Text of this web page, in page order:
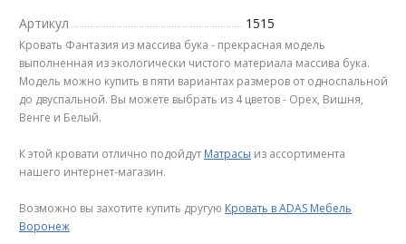
Артикул 1515
Кровать Фантазия из массива бука - прекрасная модель
выполненная из экологически чистого материала массива бука.
Модель можно купить в пяти вариантах размеров от односпальной
до двуспальной. Вы можете выбрать из 4 цветов - Орех, Вишня,
Венге и Белый.
К этой кровати отлично подойдут Матрасы из ассортимента
нашего интернет-магазин.
Возможно вы захотите купить другую Кровать в ADAS Мебель
Воронеж